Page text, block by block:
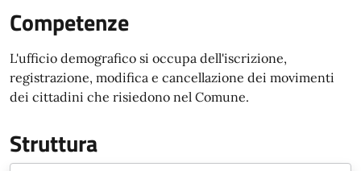
Competenze
L'ufficio demografico si occupa dell'iscrizione,
registrazione, modifica e cancellazione dei movimenti
dei cittadini che risiedono nel Comune.
Struttura